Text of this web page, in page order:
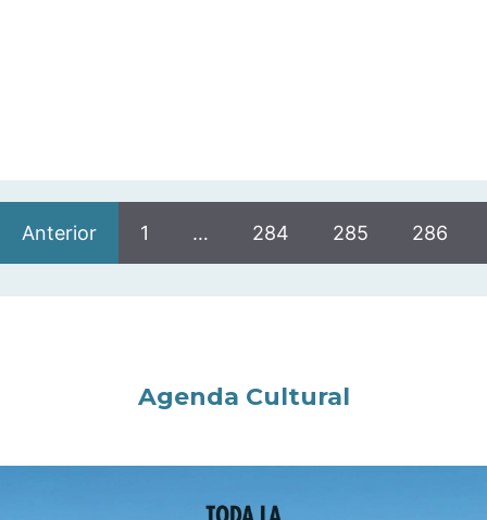
Anterior 1 … 284 285 286
Agenda Cultural